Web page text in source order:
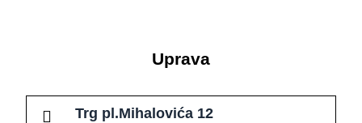
Uprava
Trg pl.Mihalovića 12